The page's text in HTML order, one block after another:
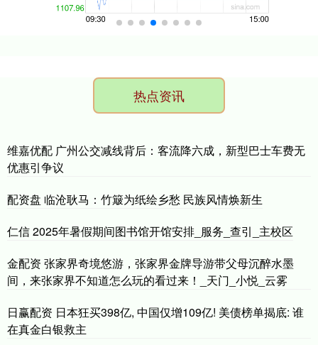
热点资讯
维嘉优配 广州公交减线背后：客流降六成，新型巴士车费无
优惠引争议
配资盘 临沧耿马：竹簸为纸绘乡愁 民族风情焕新生
仁信 2025年暑假期间图书馆开馆安排_服务_查引_主校区
金配资 张家界奇境悠游，张家界金牌导游带父母沉醉水墨
间，来张家界不知道怎么玩的看过来！_天门_小悦_云雾
日赢配资 日本狂买398亿, 中国仅增109亿! 美债榜单揭底: 谁
在真金白银救主